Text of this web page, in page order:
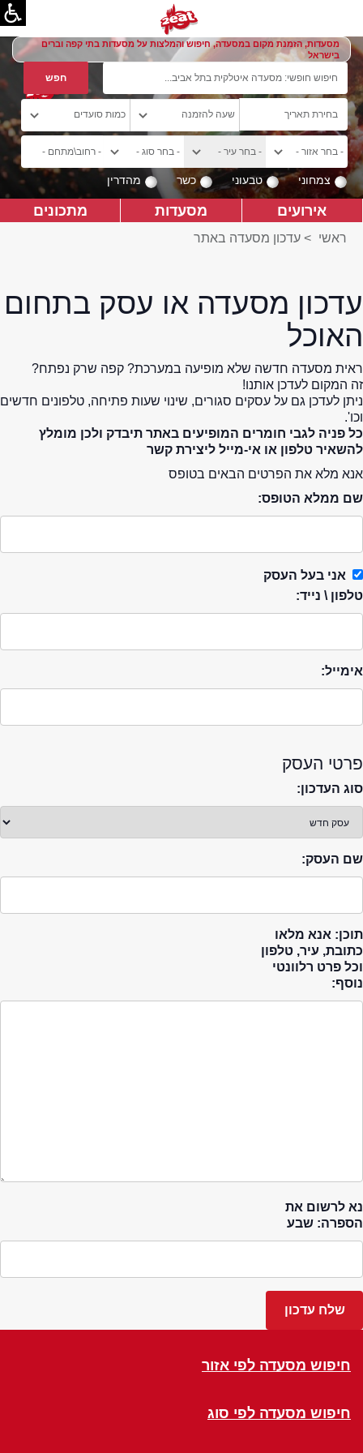
מסעדות, הזמנת מקום במסעדה, חיפוש והמלצות על מסעדות בתי קפה וברים
בישראל
צמחוני טבעוני כשר מהדרין
אירועים מסעדות מתכונים
ראשי > עדכון מסעדה באתר
עדכון מסעדה או עסק בתחום
האוכל
ראית מסעדה חדשה שלא מופיעה במערכת? קפה שרק נפתח?
זה המקום לעדכן אותנו!
ניתן לעדכן גם על עסקים סגורים, שינוי שעות פתיחה, טלפונים חדשים
וכו'.
כל פניה לגבי חומרים המופיעים באתר תיבדק ולכן מומלץ
להשאיר טלפון או אי-מייל ליצירת קשר
אנא מלא את הפרטים הבאים בטופס
שם ממלא הטופס:
אני בעל העסק
טלפון \ נייד:
אימייל:
פרטי העסק
סוג העדכון:
שם העסק:
תוכן: אנא מלאו
כתובת, עיר, טלפון
וכל פרט רלוונטי
נוסף:
נא לרשום את
הספרה: שבע
חיפוש מסעדה לפי אזור
חיפוש מסעדה לפי סוג